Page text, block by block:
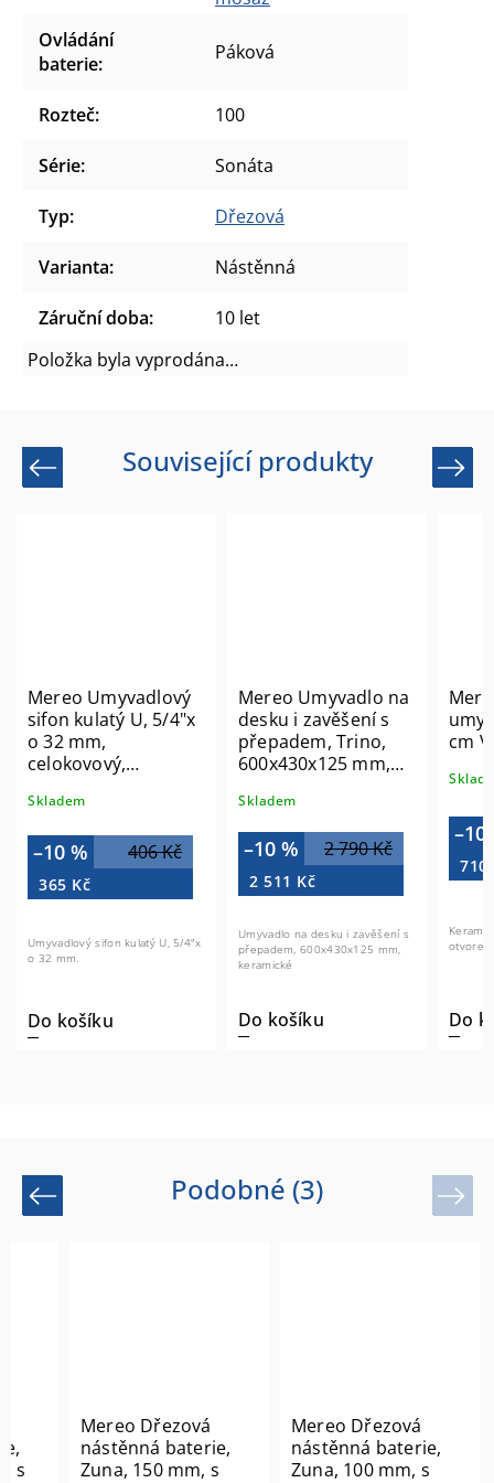
Ovládání
baterie: Páková
Rozteč: 100
Série: Sonáta
Typ: Dřezová
Varianta: Nástěnná
Záruční doba:
10 let
Položka byla vyprodána…
Související produkty
Previous
Mereo Umyvadlový
sifon kulatý U, 5/4"x
o 32 mm,
celokovový,
Skladem
406 Kč
–10 %
365 Kč
Do košíku
Umyvadlový sifon kulatý U, 5/4"x
o 32 mm.
Mereo Umyvadlo na
desku i zavěšení s
přepadem, Trino,
600x430x125 mm,
zaslání na paletě
UC604212
Skladem
2 790 Kč
–10 %
2 511 Kč
Do košíku
Umyvadlo na desku i zavěšení s
přepadem, 600x430x125 mm,
keramické
cm
–10
710
Do
Next
Podobné (3)
Previous
s
Mereo Dřezová
nástěnná baterie,
Zuna, 150 mm, s
Mereo Dřezová
nástěnná baterie,
Zuna, 100 mm, s
Next